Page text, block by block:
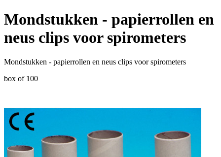
Mondstukken - papierrollen en
neus clips voor spirometers
Mondstukken - papierrollen en neus clips voor spirometers
box of 100